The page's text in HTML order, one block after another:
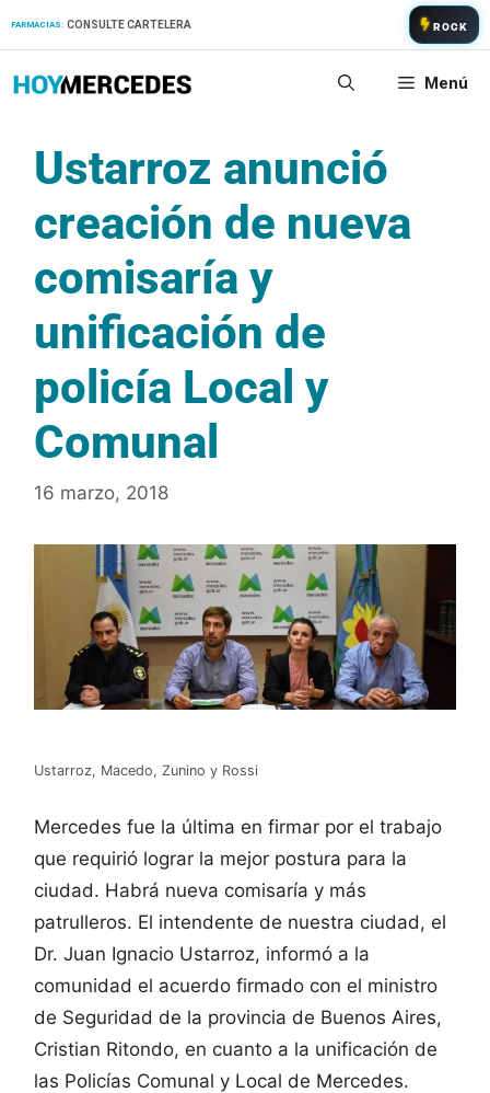
FARMACIAS: CONSULTE CARTELERA ROCK
Menú
Ustarroz anunció
creación de nueva
comisaría y
unificación de
policía Local y
Comunal
16 marzo, 2018
Ustarroz, Macedo, Zunino y Rossi
Mercedes fue la última en firmar por el trabajo
que requirió lograr la mejor postura para la
ciudad. Habrá nueva comisaría y más
patrulleros. El intendente de nuestra ciudad, el
Dr. Juan Ignacio Ustarroz, informó a la
comunidad el acuerdo firmado con el ministro
de Seguridad de la provincia de Buenos Aires,
Cristian Ritondo, en cuanto a la unificación de
las Policías Comunal y Local de Mercedes.